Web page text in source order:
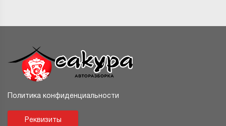
Политика конфиденциальности
Реквизиты